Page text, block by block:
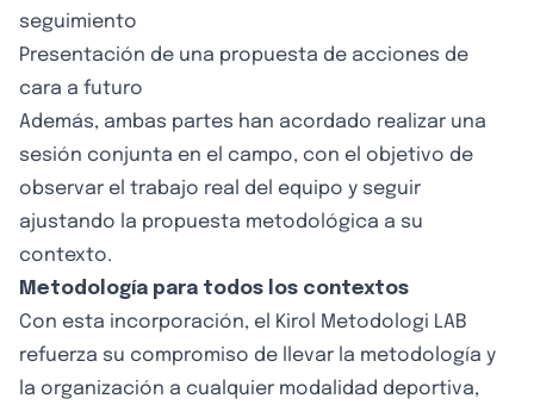
seguimiento
Presentación de una propuesta de acciones de
cara a futuro
Además, ambas partes han acordado realizar una
sesión conjunta en el campo, con el objetivo de
observar el trabajo real del equipo y seguir
ajustando la propuesta metodológica a su
contexto.
Metodología para todos los contextos
Con esta incorporación, el Kirol Metodologi LAB
refuerza su compromiso de llevar la metodología y
la organización a cualquier modalidad deportiva,